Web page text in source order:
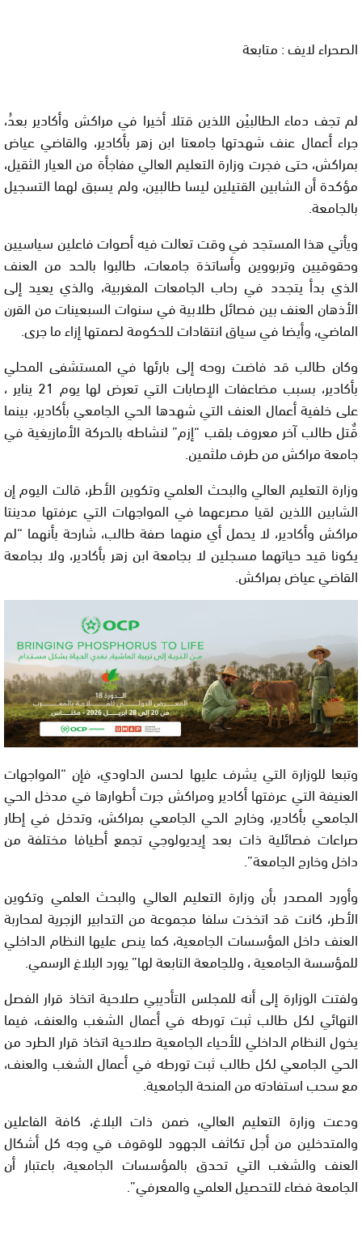
الصحراء لايف : متابعة
لم تجف دماء الطالبيْن اللذين قتلا أخيرا في مراكش وأكادير بعدُ،
جراء أعمال عنف شهدتها جامعتا ابن زهر بأكادير، والقاضي عياض
بمراكش، حتى فجرت وزارة التعليم العالي مفاجأة من العيار الثقيل،
مؤكدة أن الشابين القتيلين ليسا طالبين، ولم يسبق لهما التسجيل
بالجامعة.
ويأتي هذا المستجد في وقت تعالت فيه أصوات فاعلين سياسيين
وحقوقيين وتربووين وأساتذة جامعات، طالبوا بالحد من العنف
الذي بدأ يتجدد في رحاب الجامعات المغربية، والذي يعيد إلى
الأذهان العنف بين فصائل طلابية في سنوات السبعينات من القرن
الماضي، وأيضا في سياق انتقادات للحكومة لصمتها إزاء ما جرى.
وكان طالب قد فاضت روحه إلى بارئها في المستشفى المحلي
بأكادير، بسبب مضاعفات الإصابات التي تعرض لها يوم 21 يناير ،
على خلفية أعمال العنف التي شهدها الحي الجامعي بأكادير، بينما
قٌتل طالب آخر معروف بلقب “إزم” لنشاطه بالحركة الأمازيغية في
جامعة مراكش من طرف ملثمين.
وزارة التعليم العالي والبحث العلمي وتكوين الأطر، قالت اليوم إن
الشابين اللذين لقيا مصرعهما في المواجهات التي عرفتها مدينتا
مراكش وأكادير، لا يحمل أي منهما صفة طالب، شارحة بأنهما “لم
يكونا قيد حياتهما مسجلين لا بجامعة ابن زهر بأكادير، ولا بجامعة
القاضي عياض بمراكش.
وتبعا للوزارة التي يشرف عليها لحسن الداودي، فإن “المواجهات
العنيفة التي عرفتها أكادير ومراكش جرت أطوارها في مدخل الحي
الجامعي بأكادير، وخارج الحي الجامعي بمراكش، وتدخل في إطار
صراعات فصائلية ذات بعد إيديولوجي تجمع أطيافا مختلفة من
داخل وخارج الجامعة”.
وأورد المصدر بأن وزارة التعليم العالي والبحث العلمي وتكوين
الأطر، كانت قد اتخذت سلفا مجموعة من التدابير الزجرية لمحاربة
العنف داخل المؤسسات الجامعية، كما ينص عليها النظام الداخلي
للمؤسسة الجامعية ، وللجامعة التابعة لها” يورد البلاغ الرسمي.
ولفتت الوزارة إلى أنه للمجلس التأديبي صلاحية اتخاذ قرار الفصل
النهائي لكل طالب ثبت تورطه في أعمال الشغب والعنف، فيما
يخول النظام الداخلي للأحياء الجامعية صلاحية اتخاذ قرار الطرد من
الحي الجامعي لكل طالب ثبت تورطه في أعمال الشغب والعنف،
مع سحب استفادته من المنحة الجامعية.
ودعت وزارة التعليم العالي، ضمن ذات البلاغ، كافة الفاعلين
والمتدخلين من أجل تكاثف الجهود للوقوف في وجه كل أشكال
العنف والشغب التي تحدق بالمؤسسات الجامعية، باعتبار أن
الجامعة فضاء للتحصيل العلمي والمعرفي”.